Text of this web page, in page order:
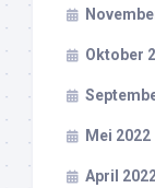
Oktober
Mei 2022
April